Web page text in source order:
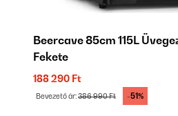
Beercave 85cm 115L
Fekete
188 290 Ft
Bevezető ár:386 990 Ft -51%